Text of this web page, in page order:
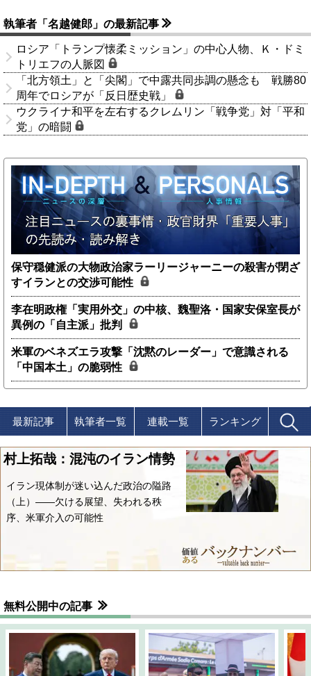
執筆者「名越健郎」の最新記事
ロシア「トランプ懐柔ミッション」の中心人物、Ｋ・ドミ
トリエフの人脈図
「北方領土」と「尖閣」で中露共同歩調の懸念も 戦勝80
周年でロシアが「反日歴史戦」
ウクライナ和平を左右するクレムリン「戦争党」対「平和
党」の暗闘
保守穏健派の大物政治家ラーリージャーニーの殺害が閉ざ
すイランとの交渉可能性
李在明政権「実用外交」の中核、魏聖洛・国家安保室長が
異例の「自主派」批判
米軍のベネズエラ攻撃「沈黙のレーダー」で意識される
「中国本土」の脆弱性
最新記事 執筆者一覧 連載一覧 ランキング
村上拓哉：混沌のイラン情勢
イラン現体制が迷い込んだ政治の隘路
（上）――欠ける展望、失われる秩
序、米軍介入の可能性
無料公開中の記事